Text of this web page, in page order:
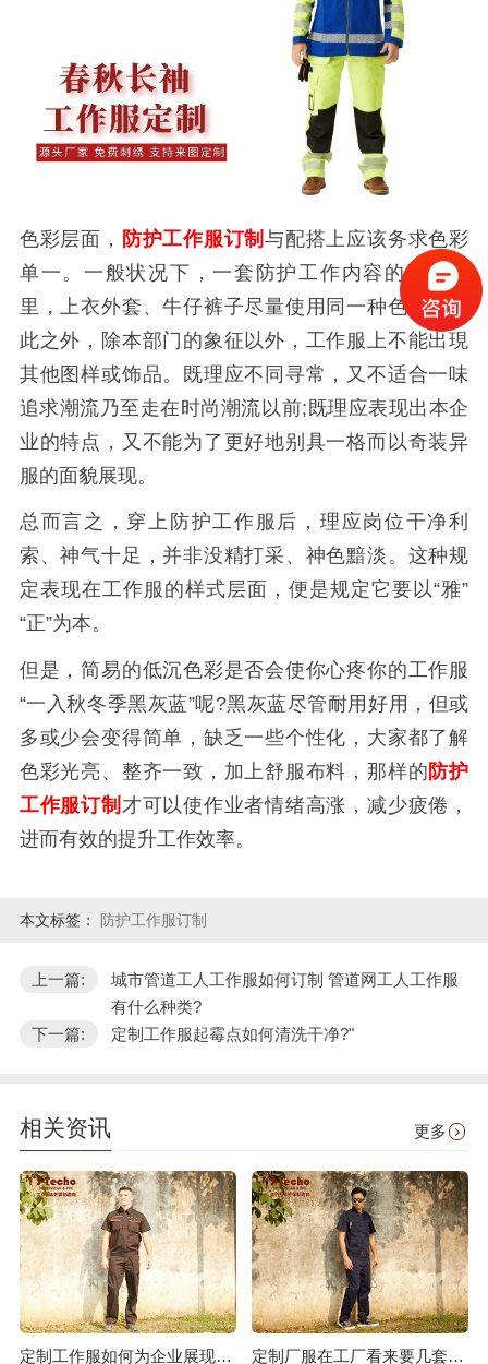
色彩层面， 防护工作服订制与配搭上应该务求色彩
单一。一般状况下，一套防护工作内容的工作服
里，上衣外套、牛仔裤子尽量使用同一种色彩。除
此之外，除本部门的象征以外，工作服上不能出現
其他图样或饰品。既理应不同寻常，又不适合一味
追求潮流乃至走在时尚潮流以前;既理应表现出本企
业的特点，又不能为了更好地别具一格而以奇装异
服的面貌展现。
总而言之，穿上防护工作服后，理应岗位干净利
索、神气十足，并非没精打采、神色黯淡。这种规
定表现在工作服的样式层面，便是规定它要以“雅”
“正”为本。
但是，简易的低沉色彩是否会使你心疼你的工作服
“一入秋冬季黑灰蓝”呢?黑灰蓝尽管耐用好用，但或
多或少会变得简单，缺乏一些个性化，大家都了解
色彩光亮、整齐一致，加上舒服布料，那样的 防护
工作服订制 才可以使作业者情绪高涨，减少疲倦，
进而有效的提升工作效率。
本文标签： 防护工作服订制
上一篇:
城市管道工人工作服如何订制 管道网工人工作服
有什么种类?
下一篇:
定制工作服起霉点如何清洗干净?"
相关资讯 更多
定制工作服如何为企业展现价值? 定制厂服在工厂看来要几套合适?